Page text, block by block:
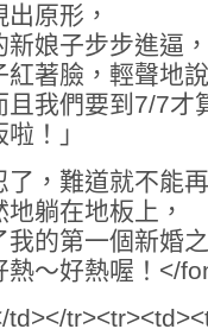
原形，
新娘子步步進逼
紅著臉，輕聲地
且我們要到7/7才
！」
了，難道就不能
躺在地板上，
我的第一個新婚
熱～好熱喔！</
td></